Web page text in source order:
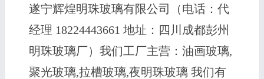
遂宁辉煌明珠玻璃有限公司（电话：代
经理 18224443661 地址：四川成都彭州
明珠玻璃厂）我们工厂主营：油画玻璃,
聚光玻璃,拉槽玻璃,夜明珠玻璃 我们有